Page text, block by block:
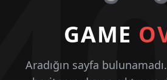
GAME
Aradığın sayfa